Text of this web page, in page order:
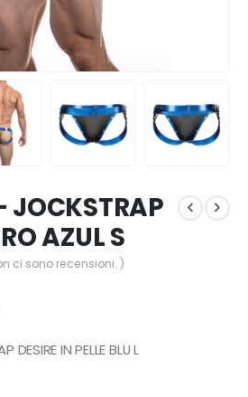
JOCKSTRAP
AZUL S
ci sono recensioni. )
IN PELLE BLU L